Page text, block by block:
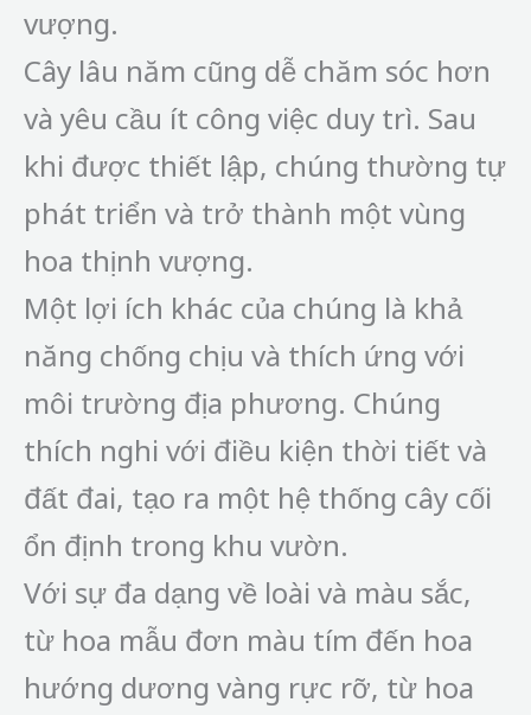
vượng.
Cây lâu năm cũng dễ chăm sóc hơn
và yêu cầu ít công việc duy trì. Sau
khi được thiết lập, chúng thường tự
phát triển và trở thành một vùng
hoa thịnh vượng.
Một lợi ích khác của chúng là khả
năng chống chịu và thích ứng với
môi trường địa phương. Chúng
thích nghi với điều kiện thời tiết và
đất đai, tạo ra một hệ thống cây cối
ổn định trong khu vườn.
Với sự đa dạng về loài và màu sắc,
từ hoa mẫu đơn màu tím đến hoa
hướng dương vàng rực rỡ, từ hoa